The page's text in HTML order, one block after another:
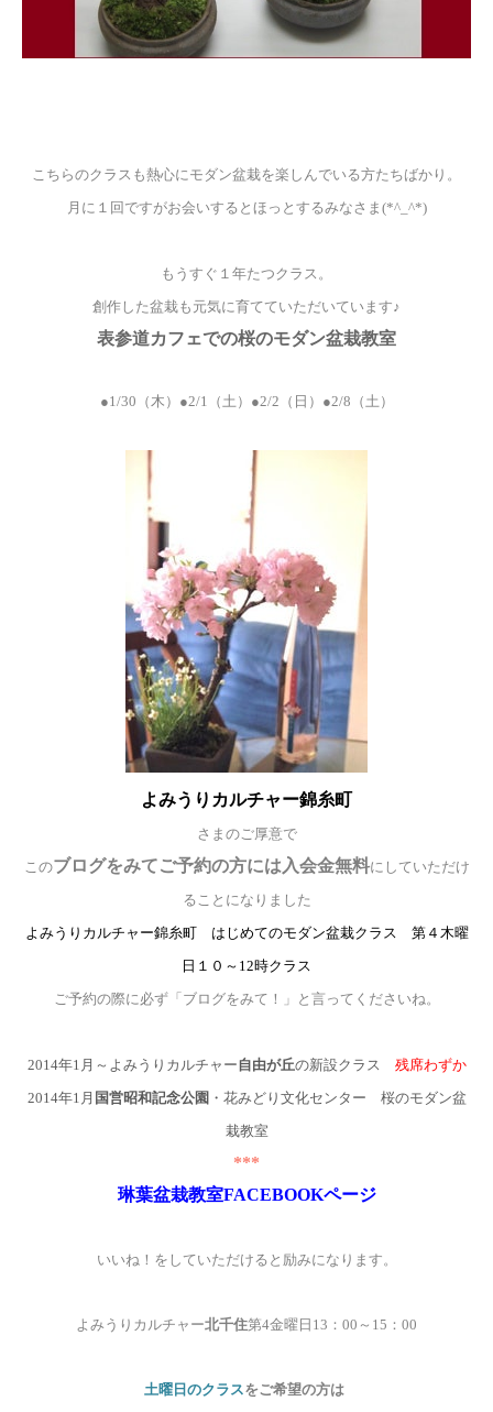
こちらのクラスも熱心にモダン盆栽を楽しんでいる方たちばかり。
月に１回ですがお会いするとほっとするみなさま(*^_^*)
もうすぐ１年たつクラス。
創作した盆栽も元気に育てていただいています♪
表参道カフェでの桜のモダン盆栽教室
●1/30（木）●2/1（土）●2/2（日）●2/8（土）
よみうりカルチャー錦糸町
さまのご厚意で
このブログをみてご予約の方には入会金無料にしていただけ
ることになりました
よみうりカルチャー錦糸町 はじめてのモダン盆栽クラス 第４木曜
日１０～12時クラス
ご予約の際に必ず「ブログをみて！」と言ってくださいね。
2014年1 月～よみうりカルチャー自由が丘の新設クラス 残席わずか
2014年1 月 国営昭和記念公園 ・花みどり文化センター 桜のモダン盆
栽教室
***
琳葉盆栽教室FACEBOOKページ
いいね！をしていただけると励みになります。
よみうりカルチャー北千住第4金曜日13 ：00 ～15 ：00
土曜日のクラスをご希望の方は